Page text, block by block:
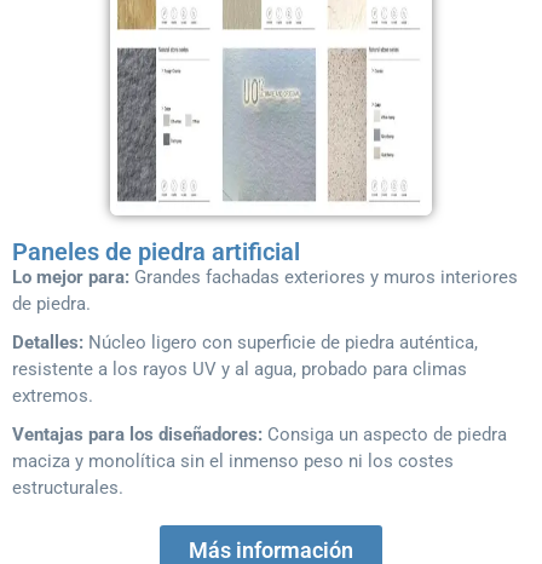
Paneles de piedra artificial
Lo mejor para: Grandes fachadas exteriores y muros interiores
de piedra.
Detalles: Núcleo ligero con superficie de piedra auténtica,
resistente a los rayos UV y al agua, probado para climas
extremos.
Ventajas para los diseñadores: Consiga un aspecto de piedra
maciza y monolítica sin el inmenso peso ni los costes
estructurales.
Más información